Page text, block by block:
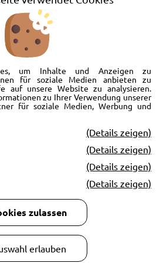
um Inhalte und Anzeigen zu
für soziale Medien anbieten zu
auf unsere Website zu analysieren.
zu Ihrer Verwendung unserer
für soziale Medien, Werbung und
(Details zeigen)
(Details zeigen)
(Details zeigen)
(Details zeigen)
zulassen
erlauben
Wimmer in Passau zu begrüßen. Wir
Reifen für die Automarken Ford, Land
Jaguar und Citroen. Hier in Passau
um’s Auto. Wir bieten Ihnen Beratung,
Verkauf. Wollen Sie erstmal in Ruhe
und Merchandise Artikel durchstöbern
Oder doch lieber eine Volvo Jacke
wir bieten Ihnen tolle Fotos mit allen Infos
AutoShop Wimmer. Schreiben Sie eine Mail,
Wimmer GmbH & Co KG.